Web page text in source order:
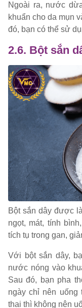
Ngoài ra, nước
khuẩn cho da mụn
đó, bạn có thể sử
2.6. Bột sắn
Bột sắn dây được
ngọt, mát, tính
tích tụ trong gan,
Với bột sắn dây,
nước nóng vào
Sau đó, bạn pha
ngày chỉ nên
thai thì không nên